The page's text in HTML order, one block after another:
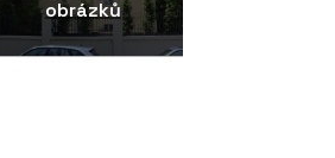
obrázků